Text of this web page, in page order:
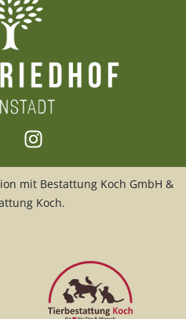
mit Bestattung Koch GmbH &
Koch.